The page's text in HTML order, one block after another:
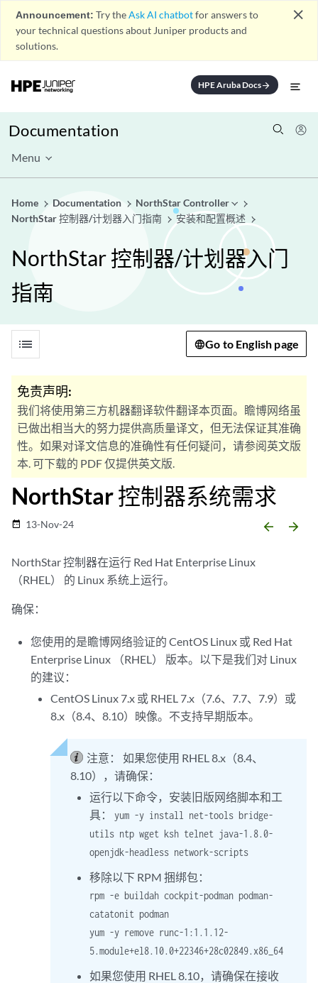
Announcement: Try theAsk AI chatbotfor answers to
your technical questions about Juniper products and
solutions.
close
HPE Aruba Docsarrow_forward
Documentation
Menu
Home Documentation
NorthStar Controller
NorthStar 控制器/计划器入门指南
安装和配置概述
NorthStar 控制器/计划器入门
指南
list Go to English page
免责声明:
我们将使用第三方机器翻译软件翻译本页面。瞻博网络虽
已做出相当大的努力提供高质量译文，但无法保证其准确
性。如果对译文信息的准确性有任何疑问，请参阅英文版
本. 可下载的 PDF 仅提供英文版.
NorthStar 控制器系统需求
date_range 13-Nov-24 arrow_backward arrow_forward
NorthStar 控制器在运行 Red Hat Enterprise Linux
（RHEL） 的 Linux 系统上运行。
确保：
您使用的是瞻博网络验证的 CentOS Linux 或 Red Hat
Enterprise Linux （RHEL） 版本。以下是我们对 Linux
的建议：
CentOS Linux 7.x 或 RHEL 7.x（7.6、7.7、7.9）或
8.x（8.4、8.10）映像。不支持早期版本。
注意：
如果您使用 RHEL 8.x（8.4、
8.10），请确保：
运行以下命令，安装旧版网络脚本和工
具：yum -y install net-tools bridge-
utils ntp wget ksh telnet java-1.8.0-
openjdk-headless network-scripts
移除以下 RPM 捆绑包：
rpm -e buildah cockpit-podman podman-
catatonit podman
yum -y remove runc-1:1.1.12-
5.module+el8.10.0+22346+28c02849.x86_64
如果您使用 RHEL 8.10，请确保在接收